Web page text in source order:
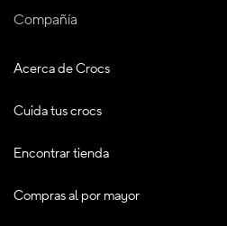
Compañía
Acerca de Crocs
Cuida tus crocs
Encontrar tienda
Compras al por mayor